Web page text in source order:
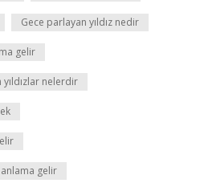
Gece parlayan yıldız nedir
gelir
nelerdir
anlama gelir